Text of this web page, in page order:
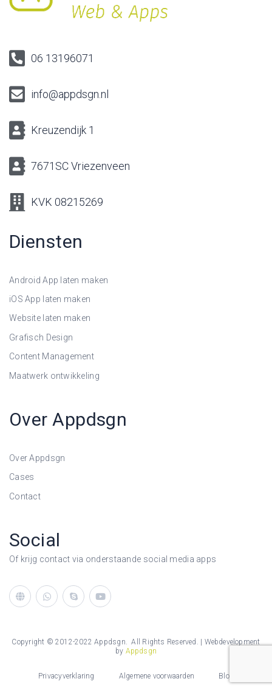
06 13196071
info@appdsgn.nl
Kreuzendijk 1
7671SC Vriezenveen
KVK 08215269
Diensten
Android App laten maken
iOS App laten maken
Website laten maken
Grafisch Design
Content Management
Maatwerk ontwikkeling
Over Appdsgn
Over Appdsgn
Cases
Contact
Social
Of krijg contact via onderstaande social media apps
Copyright © 2012-2022 Appdsgn. All Rights Reserved. | Webdevelopment
by Appdsgn
Privacyverklaring Algemene voorwaarden Blog